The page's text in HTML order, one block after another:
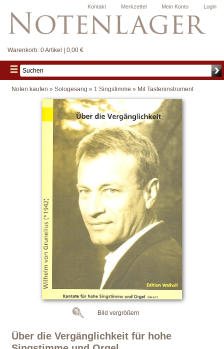
Login
Mein Konto
Merkzettel
Kontakt
Warenkorb: 0 Artikel | 0,00 €
Noten kaufen » Sologesang » 1 Singstimme » Mit Tasteninstrument
Über die Vergänglichkeit für hohe
Bild vergrößern